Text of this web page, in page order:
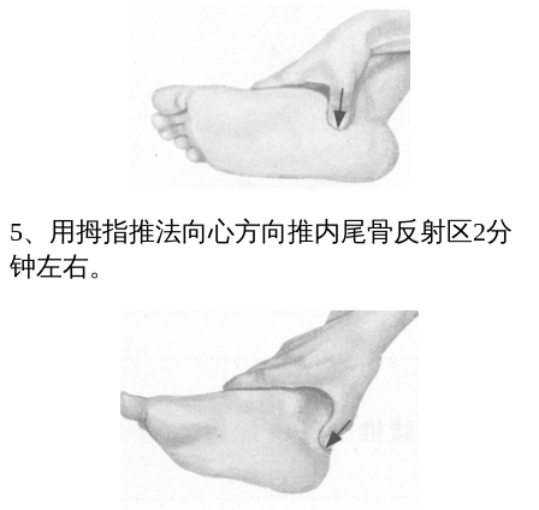
5、用拇指推法向心方向推内尾骨反射区2分
钟左右。